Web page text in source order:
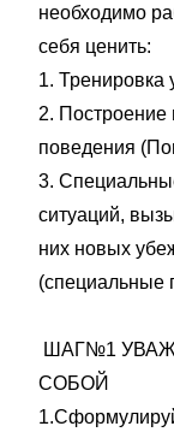
необходимо
себя ценить:
1. Тренировка
2. Построение
поведения
3.
ситуаций,
них новых
(специальные
ШАГ№1
СОБОЙ